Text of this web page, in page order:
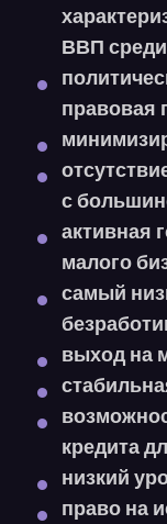
ВВП среди
правовая
с
активная
малого
самый
выход на
кредита
низкий
право на